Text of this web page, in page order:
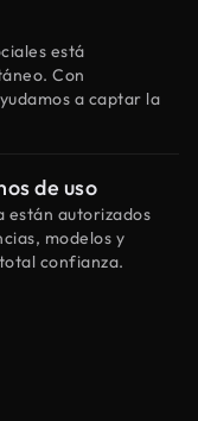
está
Con
a captar la
de uso
están autorizados
modelos y
confianza.